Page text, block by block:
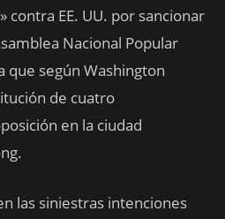
contra EE. UU. por sancionar
Nacional Popular
que según Washington
de cuatro
en la ciudad
las siniestras intenciones